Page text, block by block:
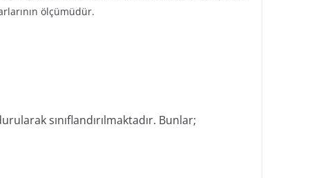
ölçümüdür.
sınıflandırılmaktadır. Bunlar;